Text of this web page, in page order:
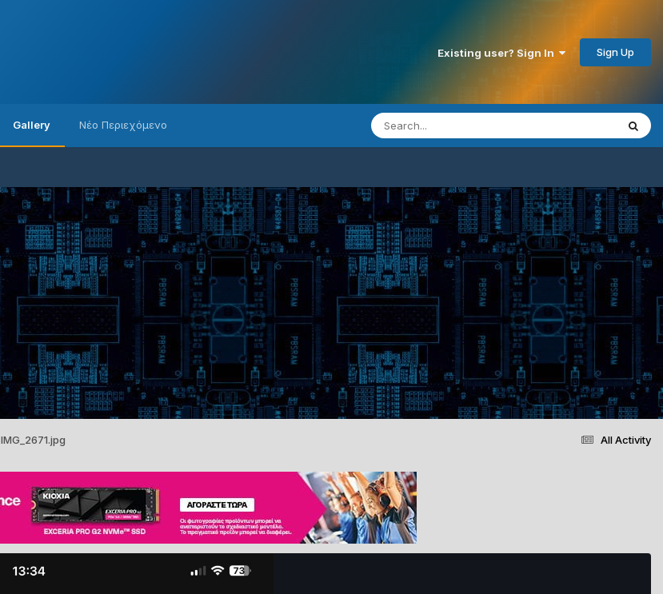
Existing user? Sign In Sign Up
Gallery Νέο Περιεχόμενο
All Activity
IMG_2671.jpg